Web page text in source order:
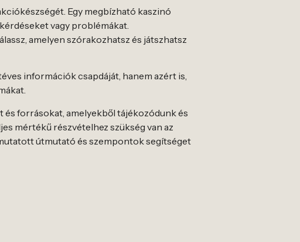
Egy megbízható kaszinó
vagy problémákat.
amelyen szórakozhatsz és játszhatsz
információk csapdáját, hanem azért is,
és forrásokat, amelyekből tájékozódunk és
mértékű részvételhez szükség van az
útmutató és szempontok segítséget